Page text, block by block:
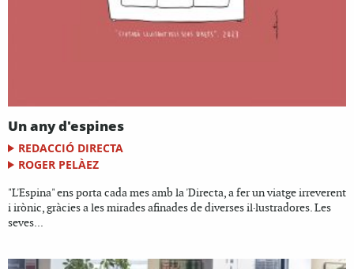
Un any d'espines
REDACCIÓ DIRECTA
ROGER PELÀEZ
"L'Espina" ens porta cada mes amb la 'Directa, a fer un viatge irreverent
i irònic, gràcies a les mirades afinades de diverses il·lustradores. Les
seves...